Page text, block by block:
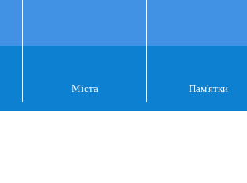
Міста Пам'ятки